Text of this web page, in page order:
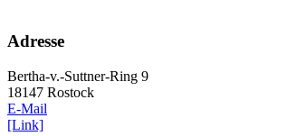
Adresse
Bertha-v.-Suttner-Ring 9
18147 Rostock
E-Mail
[Link]